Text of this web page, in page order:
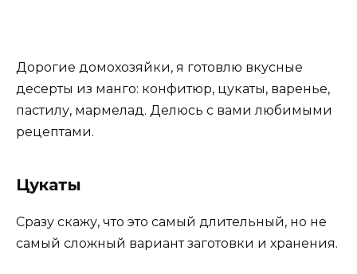
Дорогие домохозяйки, я готовлю вкусные
десерты из манго: конфитюр, цукаты, варенье,
пастилу, мармелад. Делюсь с вами любимыми
рецептами.
Цукаты
Сразу скажу, что это самый длительный, но не
самый сложный вариант заготовки и хранения.